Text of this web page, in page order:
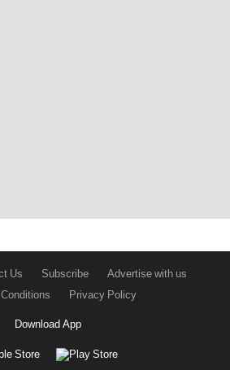
Us Subscribe
Advertise with us
Privacy Policy
Download App